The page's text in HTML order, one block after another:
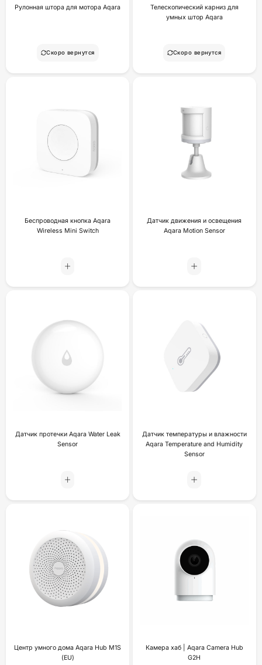
Рулонная штора для мотора Aqara
Скоро вернутся
Телескопический карниз для
умных штор Aqara
Скоро вернутся
Беспроводная кнопка Aqara
Wireless Mini Switch
Датчик движения и освещения
Aqara Motion Sensor
Датчик протечки Aqara Water Leak
Sensor
Датчик температуры и влажности
Aqara Temperature and Humidity
Sensor
Центр умного дома Aqara Hub M1S
(EU)
Камера хаб | Aqara Camera Hub
G2H